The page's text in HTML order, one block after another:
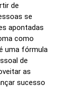
de
se
apontadas
como
uma fórmula
de
as
sucesso